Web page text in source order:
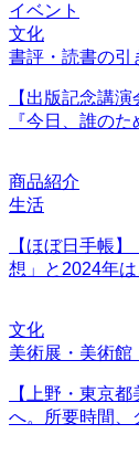
イベント
文化
書評・読書の引
【出版記念講
『今日、誰の
商品紹介
生活
【ほぼ日手帳
想」と2024年
文化
美術展・美術館
【上野・東京
へ。所要時間、